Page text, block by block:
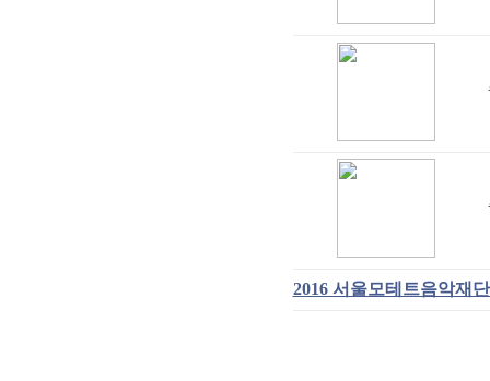
2016 서울모테트음악재